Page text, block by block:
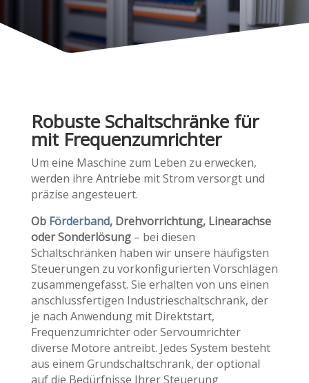
Robuste Schaltschränke für
mit Frequenzumrichter
Um eine Maschine zum Leben zu erwecken,
werden ihre Antriebe mit Strom versorgt und
präzise angesteuert.
Ob Förderband, Drehvorrichtung, Linearachse
oder Sonderlösung– bei diesen
Schaltschränken haben wir unsere häufigsten
Steuerungen zu vorkonfigurierten Vorschlägen
zusammengefasst. Sie erhalten von uns einen
anschlussfertigen Industrieschaltschrank, der
je nach Anwendung mit Direktstart,
Frequenzumrichter oder Servoumrichter
diverse Motore antreibt. Jedes System besteht
aus einem Grundschaltschrank, der optional
auf die Bedürfnisse Ihrer Steuerung